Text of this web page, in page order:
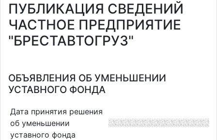
ПУБЛИКАЦИЯ СВЕДЕНИЙ
ЧАСТНОЕ ПРЕДПРИЯТИЕ
"БРЕСТАВТОГРУЗ"
ОБЪЯВЛЕНИЯ ОБ УМЕНЬШЕНИИ
УСТАВНОГО ФОНДА
Дата принятия решения
об уменьшении
уставного фонда